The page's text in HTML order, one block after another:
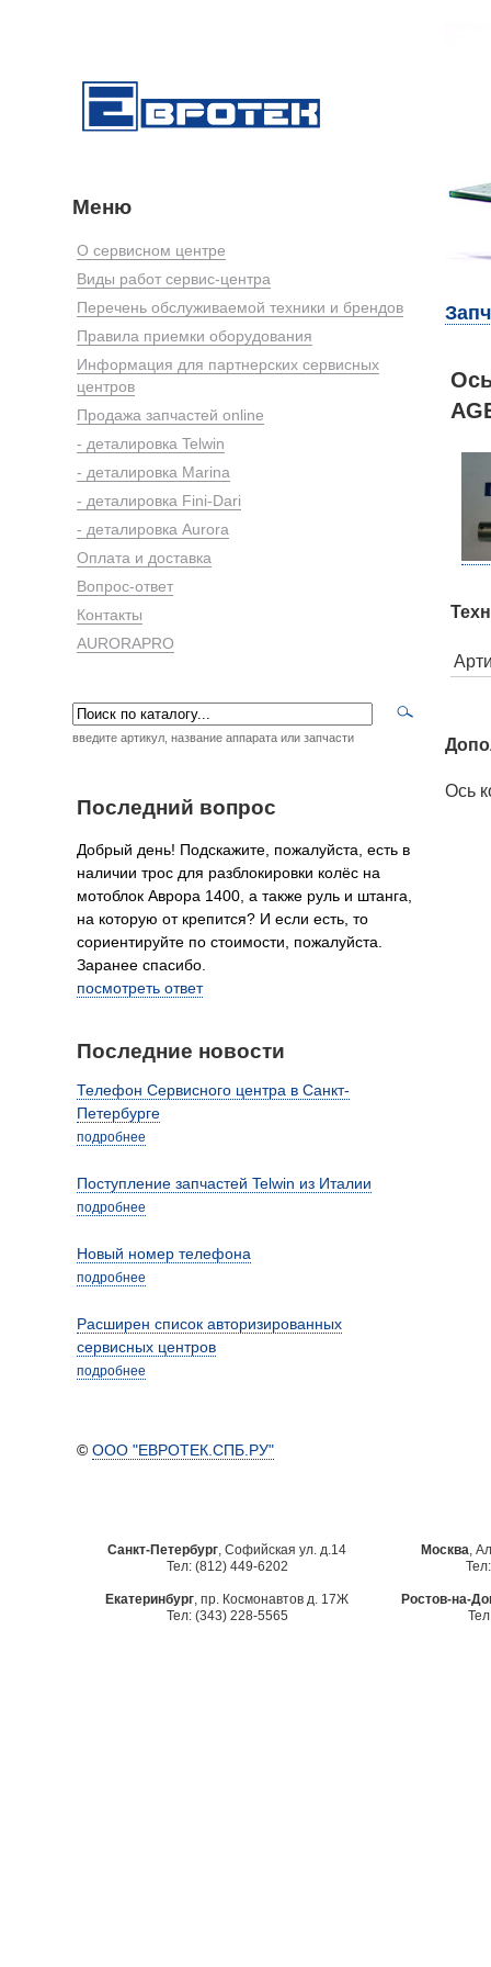
Меню
О сервисном центре
Виды работ сервис-центра
Перечень обслуживаемой техники и брендов
Правила приемки оборудования
Информация для партнерских сервисных
центров
Продажа запчастей online
- деталировка Telwin
- деталировка Marina
- деталировка Fini-Dari
- деталировка Aurora
Оплата и доставка
Вопрос-ответ
Контакты
AURORAPRO
введите артикул, название аппарата или запчасти
Последний вопрос
Добрый день! Подскажите, пожалуйста, есть в
наличии трос для разблокировки колёс на
мотоблок Аврора 1400, а также руль и штанга,
на которую от крепится? И если есть, то
сориентируйте по стоимости, пожалуйста.
Заранее спасибо.
посмотреть ответ
Последние новости
Телефон Сервисного центра в Санкт-
Петербурге
подробнее
Поступление запчастей Telwin из Италии
подробнее
Новый номер телефона
подробнее
Расширен список авторизированных
сервисных центров
подробнее
© ООО "ЕВРОТЕК.СПБ.РУ"
Ось
Санкт-Петербург, Софийская ул. д.14
Тел: (812) 449-6202
Москва,
Екатеринбург, пр. Космонавтов д. 17Ж
Тел: (343) 228-5565
Ростов-на-